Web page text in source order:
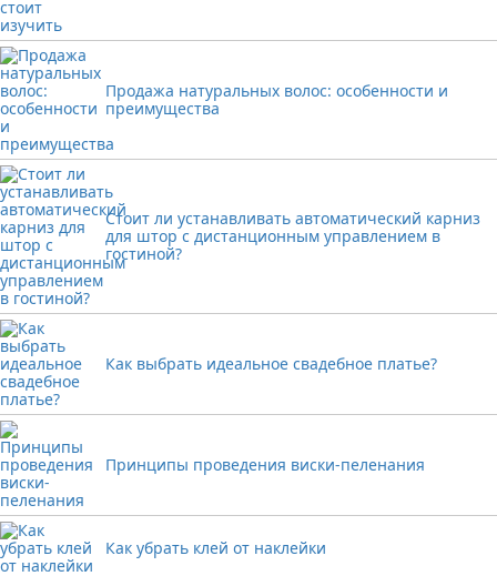
Продажа натуральных волос: особенности и
преимущества
Стоит ли устанавливать автоматический карниз
для штор с дистанционным управлением в
гостиной?
Как выбрать идеальное свадебное платье?
Принципы проведения виски-пеленания
Как убрать клей от наклейки